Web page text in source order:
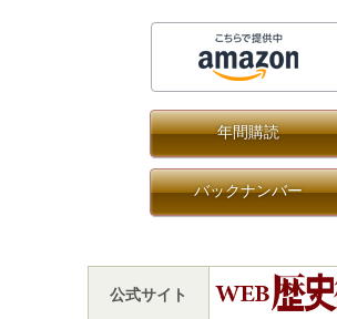
年間購読
バックナンバー
公式サイト